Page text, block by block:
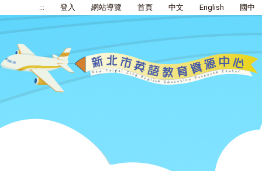
::: 登入 網站導覽 首頁 中文 English 國中